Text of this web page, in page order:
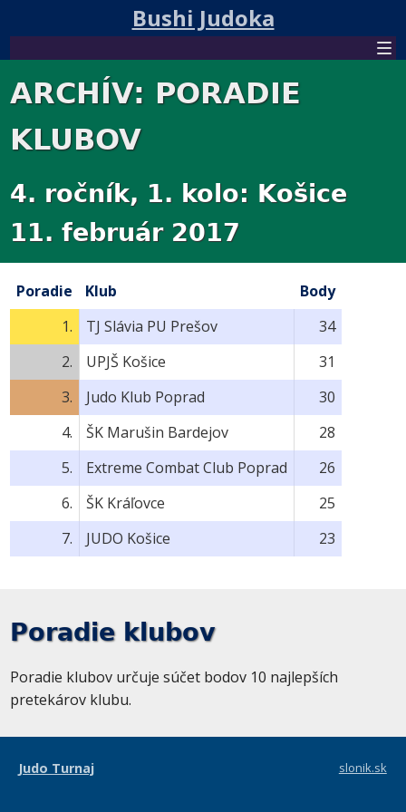
Bushi Judoka
ARCHÍV: PORADIE
KLUBOV
4. ročník, 1. kolo: Košice
11. február 2017
Poradie Klub
Body
1.
TJ Slávia PU Prešov
34
2.
UPJŠ Košice
31
3.
Judo Klub Poprad
30
4.
ŠK Marušin Bardejov
28
5.
Extreme Combat Club Poprad
26
6.
ŠK Kráľovce
25
7.
JUDO Košice 23
Poradie klubov
Poradie klubov určuje súčet bodov 10 najlepších
pretekárov klubu.
Judo Turnaj slonik.sk